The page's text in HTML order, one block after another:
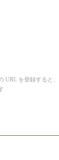
URL を登録すると、